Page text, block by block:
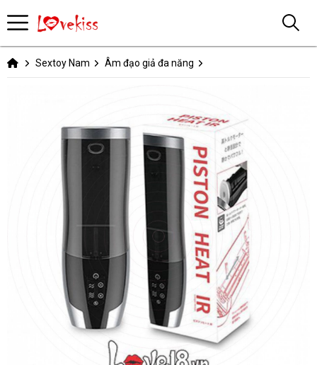
Sextoy Nam Âm đạo giả đa năng